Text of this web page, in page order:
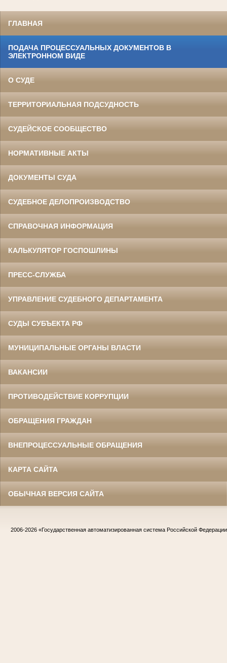
ГЛАВНАЯ
ПОДАЧА ПРОЦЕССУАЛЬНЫХ ДОКУМЕНТОВ В
ЭЛЕКТРОННОМ ВИДЕ
О СУДЕ
ТЕРРИТОРИАЛЬНАЯ ПОДСУДНОСТЬ
СУДЕЙСКОЕ СООБЩЕСТВО
НОРМАТИВНЫЕ АКТЫ
ДОКУМЕНТЫ СУДА
СУДЕБНОЕ ДЕЛОПРОИЗВОДСТВО
СПРАВОЧНАЯ ИНФОРМАЦИЯ
КАЛЬКУЛЯТОР ГОСПОШЛИНЫ
ПРЕСС-СЛУЖБА
УПРАВЛЕНИЕ СУДЕБНОГО ДЕПАРТАМЕНТА
СУДЫ СУБЪЕКТА РФ
МУНИЦИПАЛЬНЫЕ ОРГАНЫ ВЛАСТИ
ВАКАНСИИ
ПРОТИВОДЕЙСТВИЕ КОРРУПЦИИ
ОБРАЩЕНИЯ ГРАЖДАН
ВНЕПРОЦЕССУАЛЬНЫЕ ОБРАЩЕНИЯ
КАРТА САЙТА
ОБЫЧНАЯ ВЕРСИЯ САЙТА
2006-2026 «Государственная автоматизированная система Российской